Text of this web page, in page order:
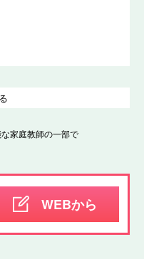
家庭教師の一部で
WEBから